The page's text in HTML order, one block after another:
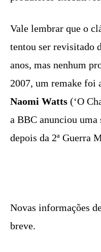
Vale lembrar que o
tentou ser revisitado
anos, mas nenhum
2007, um remake foi
Naomi Watts (‘O
a BBC anunciou uma
depois da 2ª Guerra
Novas informações
breve.